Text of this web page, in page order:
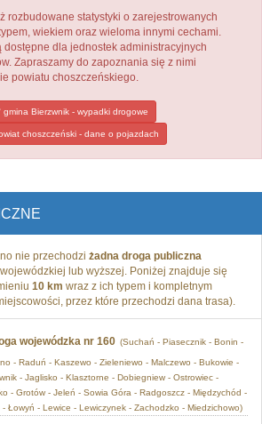
rozbudowane statystyki o zarejestrowanych
wiekiem oraz wieloma innymi cechami.
dostępne dla jednostek administracyjnych
Zapraszamy do zapoznania się z nimi
powiatu choszczeńskiego.
gmina Bierzwnik - wypadki drogowe
choszczeński - dane o pojazdach
nie przechodzi żadna droga publiczna
lub wyższej. Poniżej znajduje się
10 km wraz z ich typem i kompletnym
przez które przechodzi dana trasa).
wojewódzka nr 160 (Suchań - Piasecznik - Bonin -
- Raduń - Kaszewo - Zieleniewo - Malczewo - Bukowie -
- Jaglisko - Klasztorne - Dobiegniew - Ostrowiec -
- Grotów - Jeleń - Sowia Góra - Radgoszcz - Międzychód -
- Łowyń - Lewice - Lewiczynek - Zachodzko - Miedzichowo)